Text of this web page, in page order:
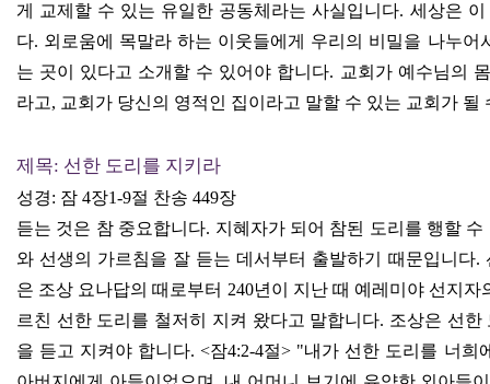
게 교제할 수 있는 유일한 공동체라는 사실입니다. 세상은
다. 외로움에 목말라 하는 이웃들에게 우리의 비밀을 나누어
는 곳이 있다고 소개할 수 있어야 합니다. 교회가 예수님의
라고, 교회가 당신의 영적인 집이라고 말할 수 있는 교회가 될
제목: 선한 도리를 지키라
성경: 잠 4장1-9절 찬송 449장
듣는 것은 참 중요합니다. 지혜자가 되어 참된 도리를 행할
와 선생의 가르침을 잘 듣는 데서부터 출발하기 때문입니다.
은 조상 요나답의 때로부터 240년이 지난 때 예레미야 선지자
르친 선한 도리를 철저히 지켜 왔다고 말합니다. 조상은 선한
을 듣고 지켜야 합니다. <잠4:2-4절> "내가 선한 도리를 너희